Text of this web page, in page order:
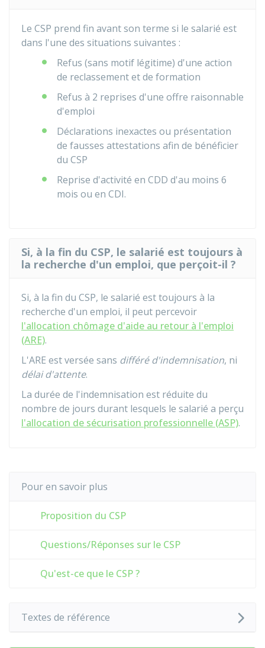
Le CSP prend fin avant son terme si le salarié est
dans l'une des situations suivantes :
Refus (sans motif légitime) d'une action
de reclassement et de formation
Refus à 2 reprises d'une offre raisonnable
d'emploi
Déclarations inexactes ou présentation
de fausses attestations afin de bénéficier
du CSP
Reprise d'activité en CDD d'au moins 6
mois ou en CDI.
Si, à la fin du CSP, le salarié est toujours à
la recherche d'un emploi, que perçoit-il ?
Si, à la fin du CSP, le salarié est toujours à la
recherche d'un emploi, il peut percevoir
l'allocation chômage d'aide au retour à l'emploi
(ARE).
L'ARE est versée sans différé d'indemnisation, ni
délai d'attente.
La durée de l'indemnisation est réduite du
nombre de jours durant lesquels le salarié a perçu
l'allocation de sécurisation professionnelle (ASP).
Pour en savoir plus
Proposition du CSP
Questions/Réponses sur le CSP
Qu'est-ce que le CSP ?
Textes de référence